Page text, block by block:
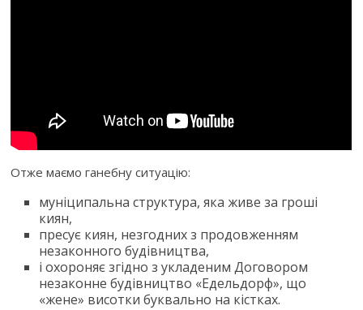
Отже маємо ганебну ситуацію:
муніципальна структура, яка живе за гроші
киян,
пресує киян, незгодних з продовженням
незаконного будівництва,
і охороняє згідно з укладеним Договором
незаконне будівництво «Едельдорф», що
«жене» висотки буквально на кістках.